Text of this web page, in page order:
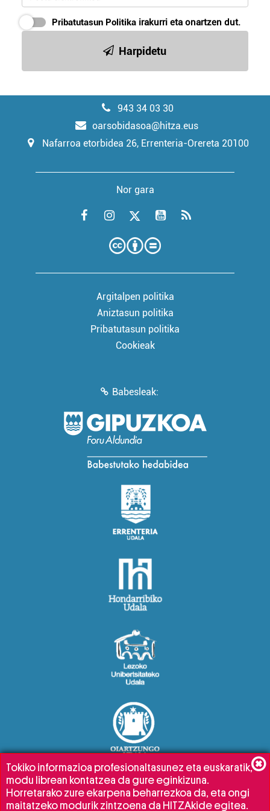
Pribatutasun Politika irakurri eta onartzen dut.
Harpidetu
943 34 03 30
oarsobidasoa@hitza.eus
Nafarroa etorbidea 26, Errenteria-Orereta 20100
Nor gara
Argitalpen politika
Aniztasun politika
Pribatutasun politika
Cookieak
Babesleak:
Tokiko informazioa profesionaltasunez eta euskaratik,
modu librean kontatzea da gure eginkizuna.
Horretarako zure ekarpena beharrezkoa da, eta ongi
maitatzeko modurik zintzoena da HITZAkide egitea.